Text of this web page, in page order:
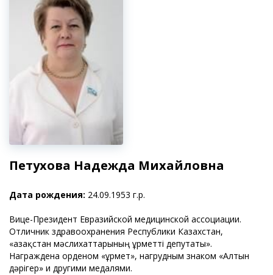
Петухова Надежда Михайловна
Дата рождения: 24.09.1953 г.р.
Вице-Президент Евразийской медицинской ассоциации.
Отличник здравоохранения Республики Казахстан,
«Қазақстан мәслихаттарының Құрметті депутаты».
Награждена орденом «Құрмет», нагрудным знаком «Алтын
дәрігер» и другими медалями.